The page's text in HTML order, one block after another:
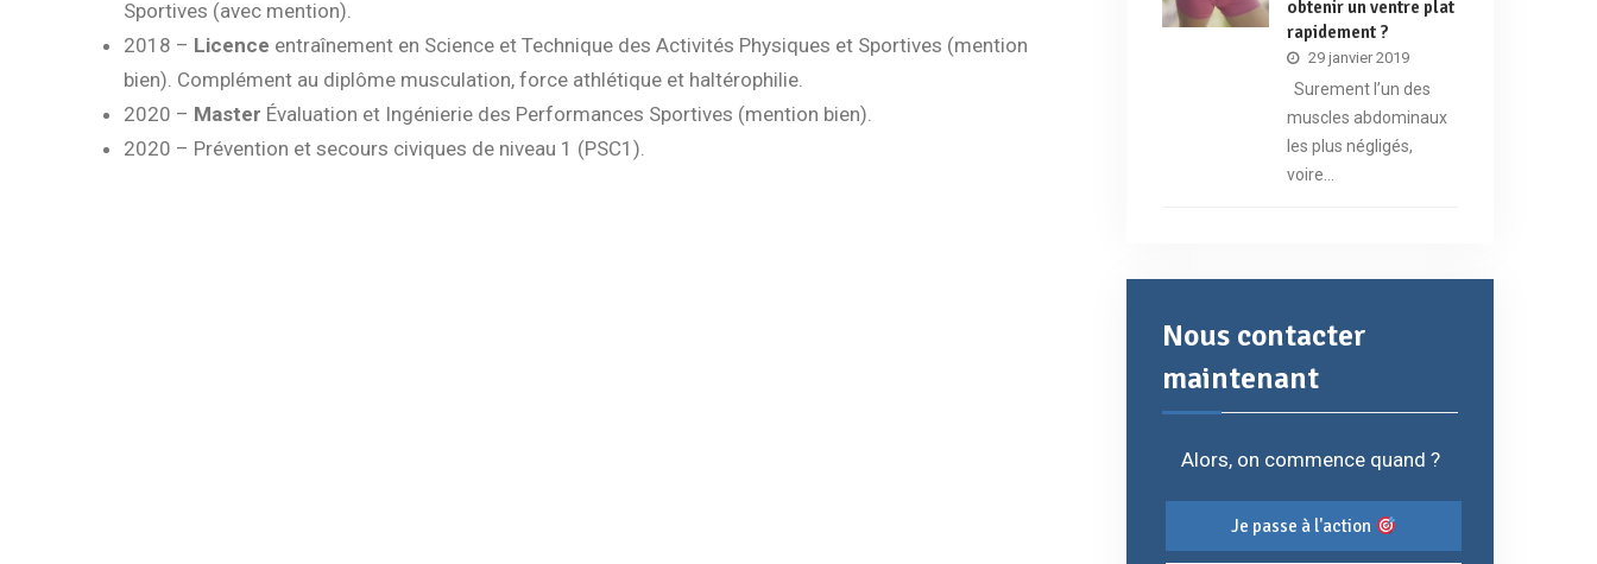
Sportives (avec mention).
2018 – Licence entraînement en Science et Technique des Activités Physiques et Sportives (mention
bien). Complément au diplôme musculation, force athlétique et haltérophilie.
2020 – Master Évaluation et Ingénierie des Performances Sportives (mention bien).
2020 – Prévention et secours civiques de niveau 1 (PSC1).
obtenir un ventre plat
rapidement ?
29 janvier 2019
Surement l’un des
muscles abdominaux
les plus négligés,
voire…
Nous contacter
maintenant
Alors, on commence quand ?
Je passe à l'action